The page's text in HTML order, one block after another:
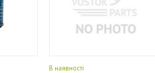
В наявності